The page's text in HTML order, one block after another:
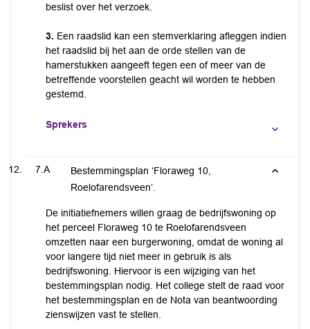
beslist over het verzoek.
3. Een raadslid kan een stemverklaring afleggen indien
het raadslid bij het aan de orde stellen van de
hamerstukken aangeeft tegen een of meer van de
betreffende voorstellen geacht wil worden te hebben
gestemd.
Sprekers
7.A
Bestemmingsplan ‘Floraweg 10,
Roelofarendsveen’.
De initiatiefnemers willen graag de bedrijfswoning op
het perceel Floraweg 10 te Roelofarendsveen
omzetten naar een burgerwoning, omdat de woning al
voor langere tijd niet meer in gebruik is als
bedrijfswoning. Hiervoor is een wijziging van het
bestemmingsplan nodig. Het college stelt de raad voor
het bestemmingsplan en de Nota van beantwoording
zienswijzen vast te stellen.